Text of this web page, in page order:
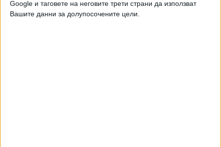
Google и таговете на неговите трети страни да използват
Вашите данни за долупосочените цели.
на професията чрез тест, като също ще имат и изпит по